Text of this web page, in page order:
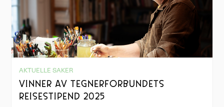
AKTUELLE SAKER
VINNER AV TEGNERFORBUNDETS
REISESTIPEND 2025